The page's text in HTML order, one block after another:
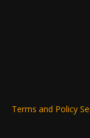
Terms and Policy